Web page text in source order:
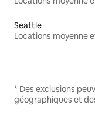
Seattle
* Des exclusions
géographiques et